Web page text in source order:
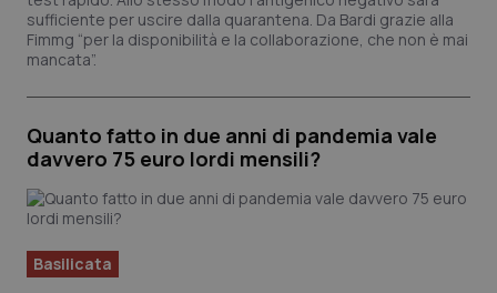
sufficiente per uscire dalla quarantena. Da Bardi grazie alla
Fimmg “per la disponibilità e la collaborazione, che non è mai
mancata”.
Quanto fatto in due anni di pandemia vale
davvero 75 euro lordi mensili?
Basilicata